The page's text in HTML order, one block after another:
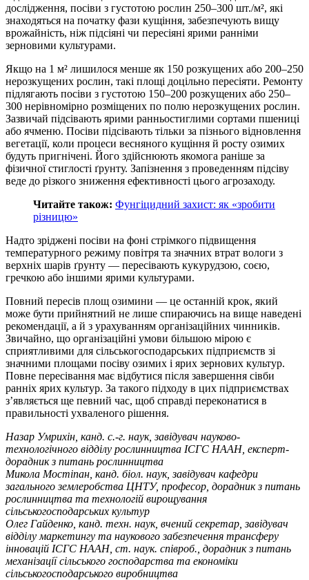
дослідження, посіви з густотою рослин 250–300 шт./м², які
знаходяться на початку фази кущіння, забезпечують вищу
врожайність, ніж підсіяні чи пересіяні ярими ранніми
зерновими культурами.
Якщо на 1 м² лишилося менше як 150 розкущених або 200–250
нерозкущених рослин, такі площі доцільно пересіяти. Ремонту
підлягають посіви з густотою 150–200 розкущених або 250–
300 нерівномірно розміщених по полю нерозкущених рослин.
Зазвичай підсівають ярими ранньостиглими сортами пшениці
або ячменю. Посіви підсівають тільки за пізнього відновлення
вегетації, коли процеси весняного кущіння й росту озимих
будуть пригнічені. Його здійснюють якомога раніше за
фізичної стиглості ґрунту. Запізнення з проведенням підсіву
веде до різкого зниження ефективності цього агрозаходу.
Читайте також: Фунгіцидний захист: як «зробити
різницю»
Надто зріджені посіви на фоні стрімкого підвищення
температурного режиму повітря та значних втрат вологи з
верхніх шарів ґрунту — пересівають кукурудзою, соєю,
гречкою або іншими ярими культурами.
Повний пересів площ озимини — це останній крок, який
може бути прийнятний не лише спираючись на вище наведені
рекомендації, а й з урахуванням організаційних чинників.
Звичайно, що організаційні умови більшою мірою є
сприятливими для сільськогосподарських підприємств зі
значними площами посіву озимих і ярих зернових культур.
Повне пересівання має відбутися після завершення сівби
ранніх ярих культур. За такого підходу в цих підприємствах
з’являється ще певний час, щоб справді переконатися в
правильності ухваленого рішення.
Назар Умрихін, канд. с.-г. наук, завідувач науково-
технологічного відділу рослинництва ІСГС НААН, експерт-
дорадник з питань рослинництва
Микола Мостіпан, канд. біол. наук, завідувач кафедри
загального землеробства ЦНТУ, професор, дорадник з питань
рослинництва та технологій вирощування
сільськогосподарських культур
Олег Гайденко, канд. техн. наук, вчений секретар, завідувач
відділу маркетингу та наукового забезпечення трансферу
інновацій ІСГС НААН, ст. наук. співроб., дорадник з питань
механізації сільського господарства та економіки
сільськогосподарського виробництва